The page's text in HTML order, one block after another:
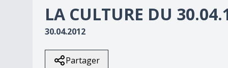
LA CULTURE DU
30.04.2012
Partager